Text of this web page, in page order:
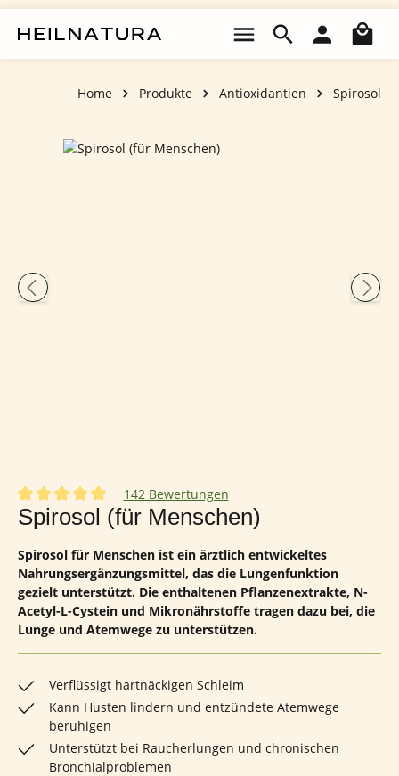
Home Produkte Antioxidantien Spirosol
Bildergalerie überspringen
Durchschnittliche Bewertung von 4.95 von 5 Sternen
142 Bewertungen
Spirosol (für Menschen)
Spirosol für Menschen ist ein ärztlich entwickeltes
Nahrungsergänzungsmittel, das die Lungenfunktion
gezielt unterstützt. Die enthaltenen Pflanzenextrakte, N-
Acetyl-L-Cystein und Mikronährstoffe tragen dazu bei, die
Lunge und Atemwege zu unterstützen.
Verflüssigt hartnäckigen Schleim
Kann Husten lindern und entzündete Atemwege
beruhigen
Unterstützt bei Raucherlungen und chronischen
Bronchialproblemen